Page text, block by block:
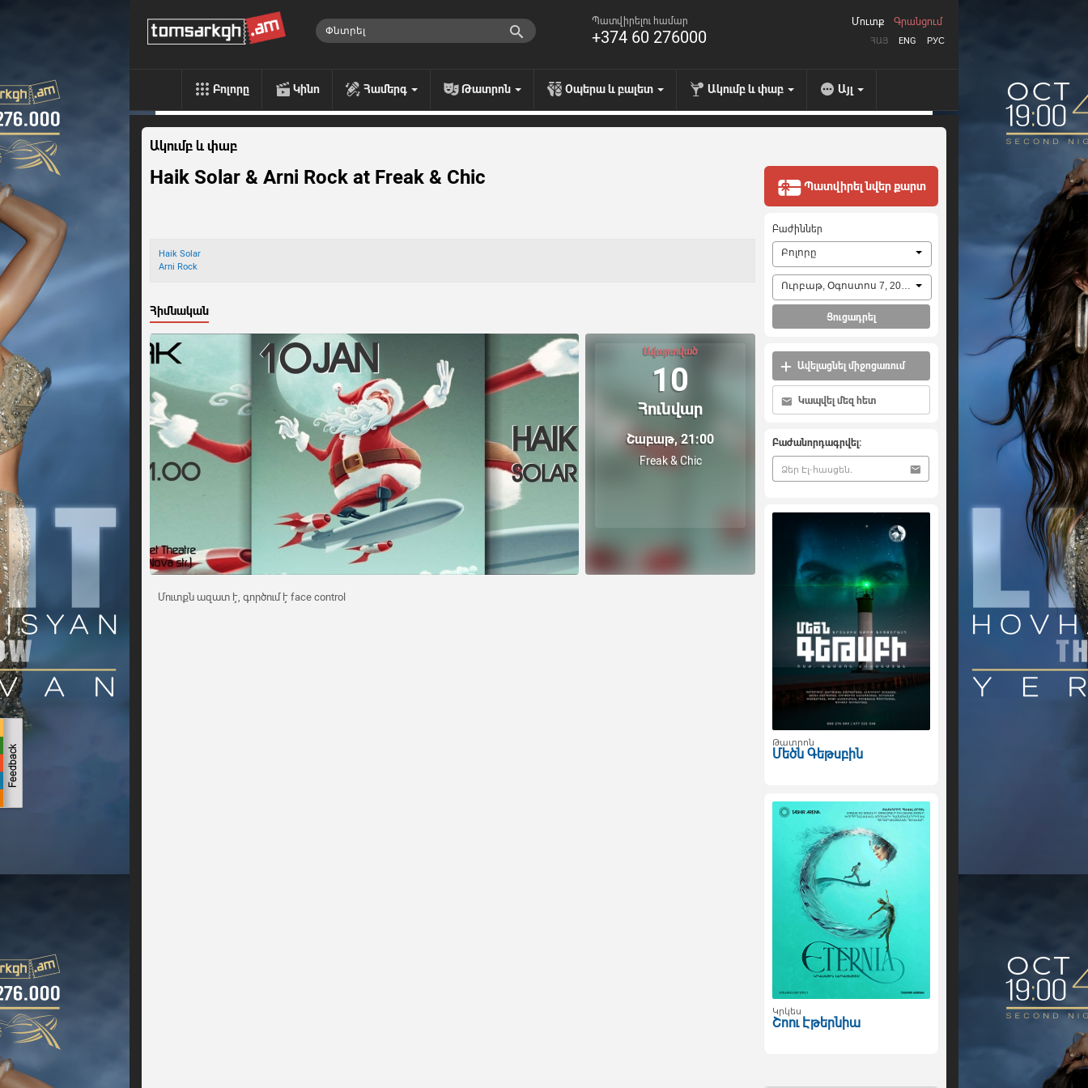
Պատվիրելու համար
+374 60 276000 ՀԱՅ ENG РУС
Մուտք Գրանցում
Բոլորը Կինո Համերգ Թատրոն Օպերա և բալետ Ակումբ և փաբ Այլ
Ակումբ և փաբ
Haik Solar & Arni Rock at Freak & Chic
Haik Solar
Arni Rock
Հիմնական
Ավարտված
10
Հունվար
Շաբաթ, 21:00
Freak & Chic
Մուտքն ազատ է, գործում է face control
Պատվիրել նվեր քարտ
Բաժիններ
Բոլորը
Ուրբաթ, Օգոստոս 7, 2026
Ցուցադրել
Ավելացնել միջոցառում
Կապվել մեզ հետ
Բաժանորդագրվել:
Թատրոն
Մեծն Գեթսբին
Կրկես
Շոու Էթերնիա